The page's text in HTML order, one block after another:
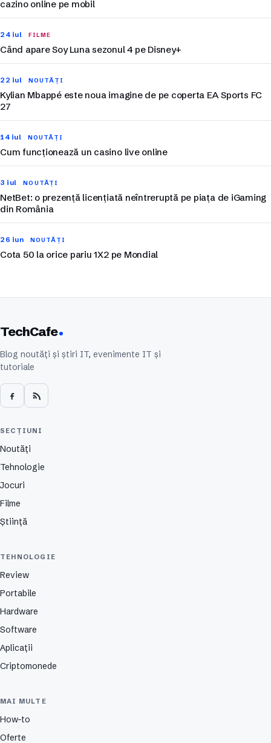
cazino online pe mobil
24 iul FILME
Când apare Soy Luna sezonul 4 pe Disney+
22 iul NOUTĂȚI
Kylian Mbappé este noua imagine de pe coperta EA Sports FC
27
14 iul NOUTĂȚI
Cum funcționează un casino live online
3 iul NOUTĂȚI
NetBet: o prezență licențiată neîntreruptă pe piața de iGaming
din România
26 iun NOUTĂȚI
Cota 50 la orice pariu 1X2 pe Mondial
TechCafe
Blog noutăți și știri IT, evenimente IT și
tutoriale
SECȚIUNI
Noutăți
Tehnologie
Jocuri
Filme
Știință
TEHNOLOGIE
Review
Portabile
Hardware
Software
Aplicații
Criptomonede
MAI MULTE
How-to
Oferte